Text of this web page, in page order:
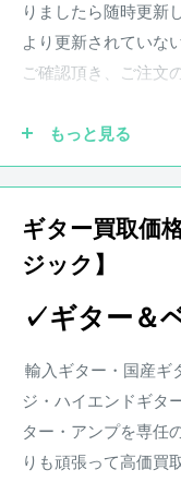
商品状態は担当者の
画像と合わせてご確
りましたら随時更新
より更新されていな
ご確認頂き、ご注文
干異なる場合がござ
●保証書が付属して
ります。保証期
間中
障につきましては、
楽器本体に対する保
ト等に含まれる楽器
象外となります。ま
となります。
もっと見る
ギター買取価
ジック】
✓ギター＆
輸入ギター・国産ギ
ジ・ハイエンドギタ
ター・アンプを専任
りも頑張って高価買